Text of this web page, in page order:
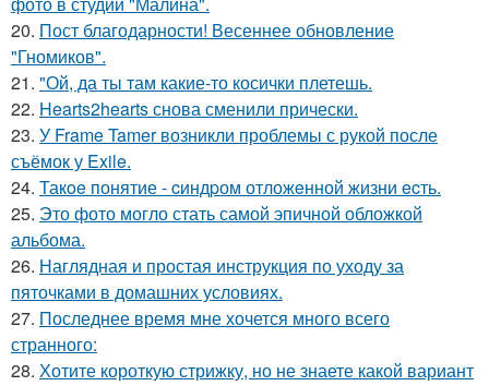
20. Пост благодарности! Весеннее обновление
"Гномиков".
21. "Ой, да ты там какие-то косички плетешь.
22. Hearts2hearts снова сменили прически.
23. У Frame Tamer возникли проблемы с рукой после
съёмок у Exile.
24. Такoe понятие - cиндpом отложeнной жизни ecть.
25. Это фото могло стать самой эпичной обложкой
альбома.
26. Наглядная и простая инструкция по уходу за
пяточками в домашних условиях.
27. Последнее время мне хочется много всего
странного:
28. Хотите короткую стрижку, но не знаете какой вариант